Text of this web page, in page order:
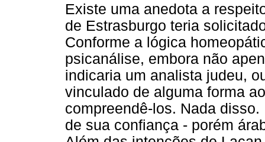
Existe uma anedota a
de Estrasburgo teria
Conforme a lógica
psicanálise, embora não
indicaria um analista judeu,
vinculado de alguma forma
compreendê-los. Nada
de sua confiança - porém